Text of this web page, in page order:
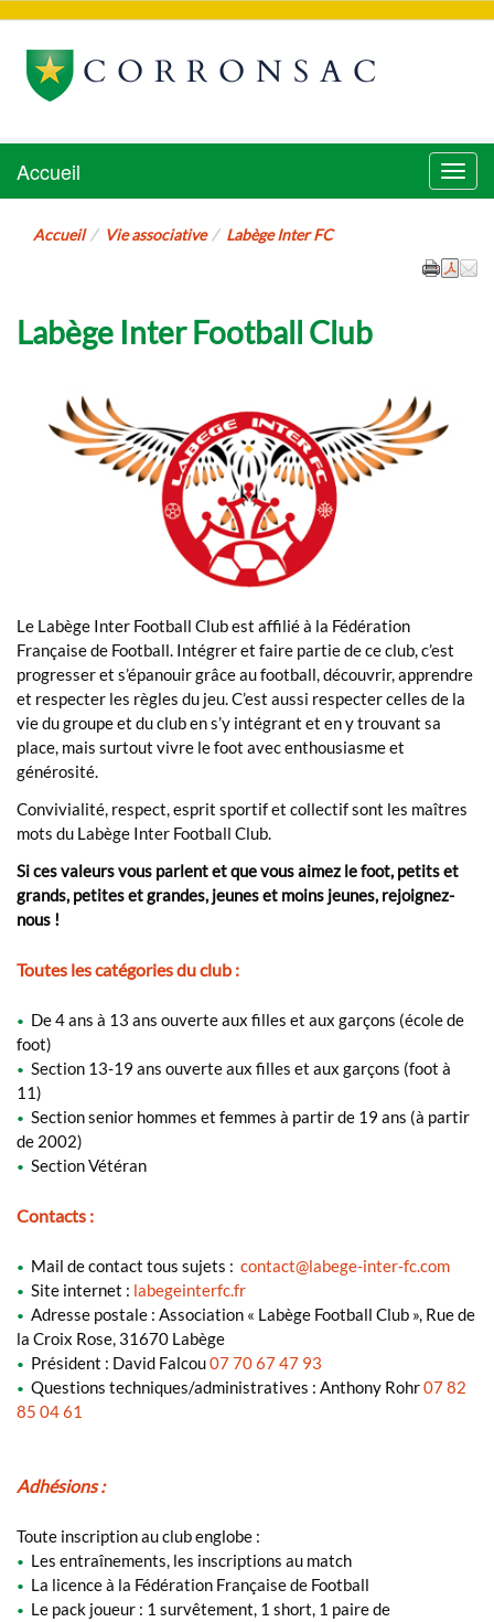
CORRONSAC
Menu
Accueil
Accueil Vie associative Labège Inter FC
Labège Inter Football Club
Le Labège Inter Football Club est affilié à la Fédération
Française de Football. Intégrer et faire partie de ce club, c’est
progresser et s’épanouir grâce au football, découvrir, apprendre
et respecter les règles du jeu. C’est aussi respecter celles de la
vie du groupe et du club en s’y intégrant et en y trouvant sa
place, mais surtout vivre le foot avec enthousiasme et
générosité.
Convivialité, respect, esprit sportif et collectif sont les maîtres
mots du Labège Inter Football Club.
Si ces valeurs vous parlent et que vous aimez le foot, petits et
grands, petites et grandes, jeunes et moins jeunes, rejoignez-
nous !
Toutes les catégories du club :
• De 4 ans à 13 ans ouverte aux filles et aux garçons (école de
foot)
• Section 13-19 ans ouverte aux filles et aux garçons (foot à
11)
• Section senior hommes et femmes à partir de 19 ans (à partir
de 2002)
• Section Vétéran
Contacts :
• Mail de contact tous sujets : contact@labege-inter-fc.com
• Site internet : labegeinterfc.fr
• Adresse postale : Association « Labège Football Club », Rue de
la Croix Rose, 31670 Labège
• Président : David Falcou07 70 67 47 93
• Questions techniques/administratives : Anthony Rohr07 82
85 04 61
Adhésions :
Toute inscription au club englobe :
• Les entraînements, les inscriptions au match
• La licence à la Fédération Française de Football
• Le pack joueur : 1 survêtement, 1 short, 1 paire de